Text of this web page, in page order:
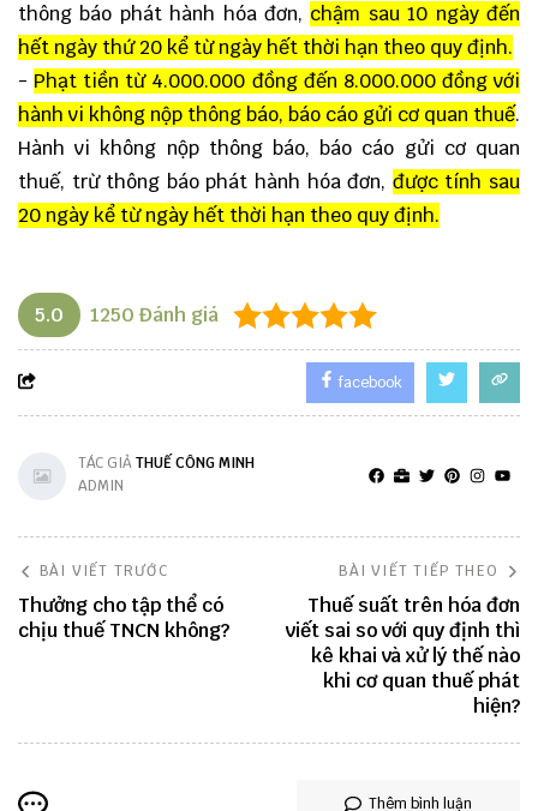
thông báo phát hành hóa đơn, chậm sau 10 ngày đến
hết ngày thứ 20 kể từ ngày hết thời hạn theo quy định.
- Phạt tiền từ 4.000.000 đồng đến 8.000.000 đồng với
hành vi không nộp thông báo, báo cáo gửi cơ quan thuế.
Hành vi không nộp thông báo, báo cáo gửi cơ quan
thuế, trừ thông báo phát hành hóa đơn, được tính sau
20 ngày kể từ ngày hết thời hạn theo quy định.
5.0 1250 Đánh giá
facebook
TÁC GIẢTHUẾ CÔNG MINH
ADMIN
BÀI VIẾT TRƯỚC
Thưởng cho tập thể có
chịu thuế TNCN không?
BÀI VIẾT TIẾP THEO
Thuế suất trên hóa đơn
viết sai so với quy định thì
kê khai và xử lý thế nào
khi cơ quan thuế phát
hiện?
Thêm bình luận